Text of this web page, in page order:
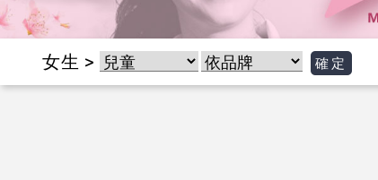
女生 > 確定